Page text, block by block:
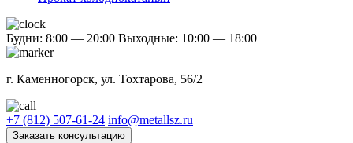
Будни: 8:00 — 20:00 Выходные: 10:00 — 18:00
г. Каменногорск, ул. Тохтарова, 56/2
+7 (812) 507-61-24 info@metallsz.ru
Заказать консультацию